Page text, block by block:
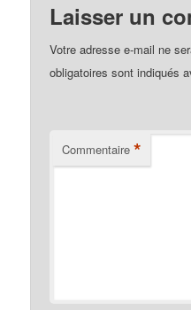
Laisser un
Votre adresse e-mail ne
obligatoires sont indiqués
Commentaire *